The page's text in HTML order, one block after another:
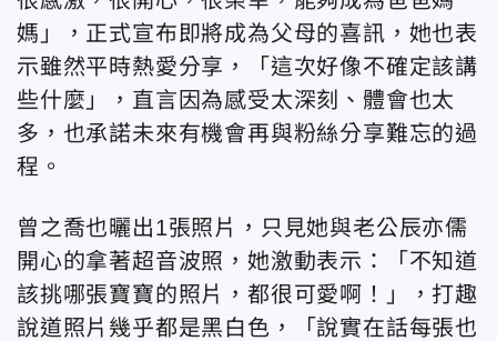
媽」，正式宣布即將成為父母的喜訊，她也表
示雖然平時熱愛分享，「這次好像不確定該講
些什麼」，直言因為感受太深刻、體會也太
多，也承諾未來有機會再與粉絲分享難忘的過
程。
曾之喬也曬出1張照片，只見她與老公辰亦儒
開心的拿著超音波照，她激動表示：「不知道
該挑哪張寶寶的照片，都很可愛啊！」，打趣
說道照片幾乎都是黑白色，「說實在話每張也